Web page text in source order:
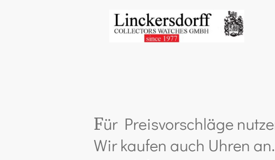
Für Preisvorschläge
Wir kaufen auch Uhren